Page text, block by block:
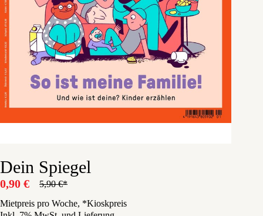
Dein Spiegel
5,90€
Ursprünglicher
Preis
0,90 €
Aktueller
Preis
Mietpreis pro Woche, *Kioskpreis